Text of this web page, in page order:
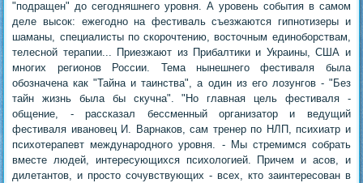
"подращен" до сегодняшнего уровня. А уровень события в самом
деле высок: ежегодно на фестиваль съезжаются гипнотизеры и
шаманы, специалисты по скорочтению, восточным единоборствам,
телесной терапии... Приезжают из Прибалтики и Украины, США и
многих регионов России. Тема нынешнего фестиваля была
обозначена как "Тайна и таинства", а один из его лозунгов - "Без
тайн жизнь была бы скучна". "Но главная цель фестиваля -
общение, - рассказал бессменный организатор и ведущий
фестиваля ивановец И. Варнаков, сам тренер по НЛП, психиатр и
психотерапевт международного уровня. - Мы стремимся собрать
вместе людей, интересующихся психологией. Причем и асов, и
дилетантов, и просто сочувствующих - всех, кто заинтересован в